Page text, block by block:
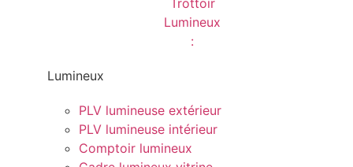
Lumineux
PLV lumineuse extérieur
PLV lumineuse intérieur
Comptoir lumineux